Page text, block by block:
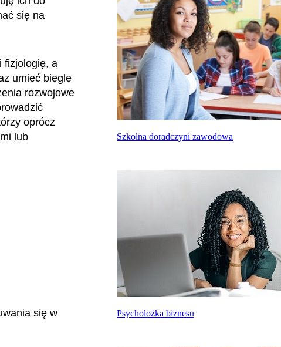
się na
fizjologię, a
umieć biegle
rozwojowe
oprócz
lub
się w
Szkolna doradczyni zawodowa
Psycholożka biznesu